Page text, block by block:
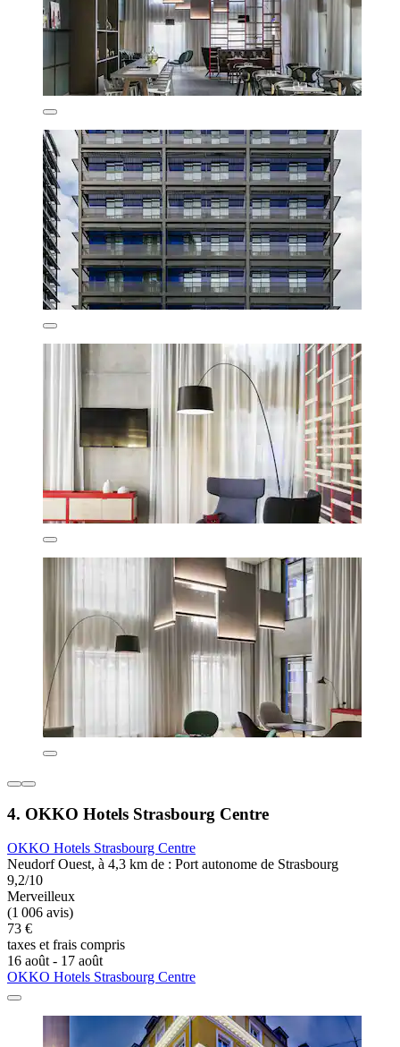
4. OKKO Hotels Strasbourg Centre
OKKO Hotels Strasbourg Centre
Neudorf Ouest, à 4,3 km de : Port autonome de Strasbourg
9,2/10
Merveilleux
(1 006 avis)
73 €
taxes et frais compris
16 août - 17 août
OKKO Hotels Strasbourg Centre